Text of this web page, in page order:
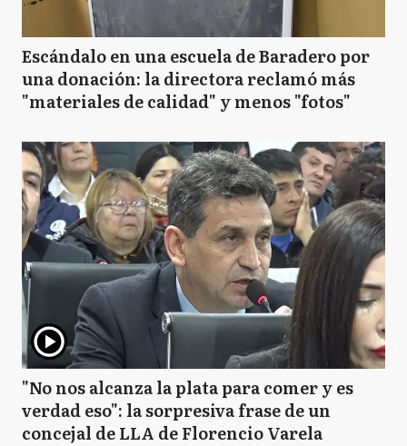
Escándalo en una escuela de Baradero por
una donación: la directora reclamó más
"materiales de calidad" y menos "fotos"
"No nos alcanza la plata para comer y es
verdad eso": la sorpresiva frase de un
concejal de LLA de Florencio Varela